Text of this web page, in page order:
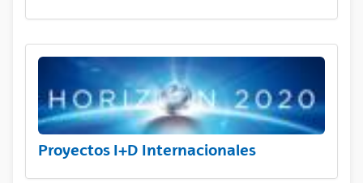
Proyectos I+D Internacionales